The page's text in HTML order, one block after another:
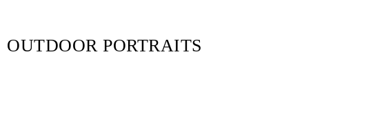
OUTDOOR PORTRAITS